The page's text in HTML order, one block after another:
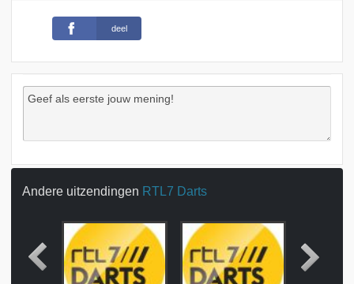
deel
Andere uitzendingen RTL7 Darts